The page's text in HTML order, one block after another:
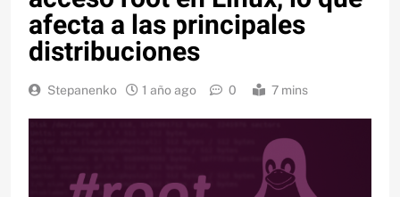
afecta a las principales
distribuciones
Stepanenko 1 año ago 0 7 mins